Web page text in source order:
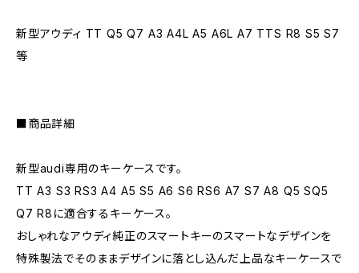
新型アウディ TT Q5 Q7 A3 A4L A5 A6L A7 TTS R8 S5 S7
等
■商品詳細
新型audi専用のキーケースです。
TT A3 S3 RS3 A4 A5 S5 A6 S6 RS6 A7 S7 A8 Q5 SQ5
Q7 R8に適合するキーケース。
おしゃれなアウディ純正のスマートキーのスマートなデザインを
特殊製法でそのままデザインに落とし込んだ上品なキーケースで